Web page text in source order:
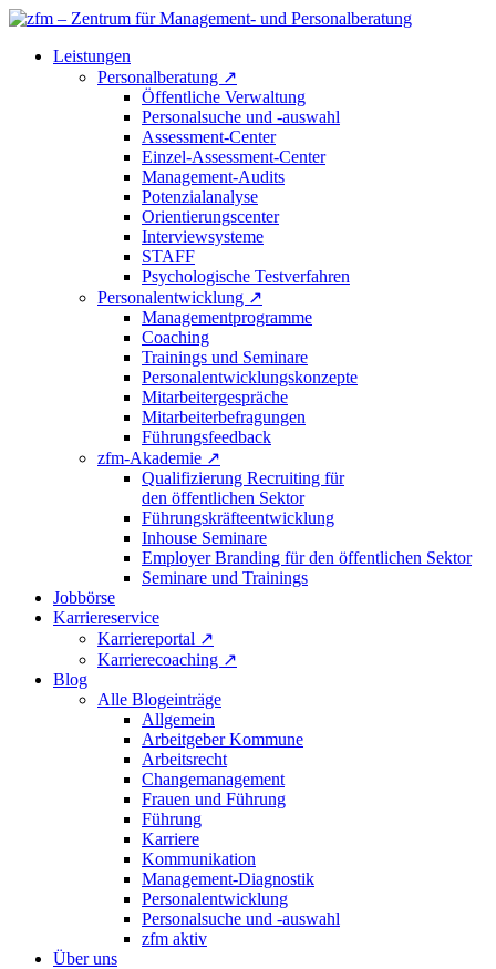
Leistungen
Personalberatung ↗
Öffentliche Verwaltung
Personalsuche und -auswahl
Assessment-Center
Einzel-Assessment-Center
Management-Audits
Potenzialanalyse
Orientierungscenter
Interviewsysteme
STAFF
Psychologische Testverfahren
Personalentwicklung ↗
Managementprogramme
Coaching
Trainings und Seminare
Personalentwicklungskonzepte
Mitarbeitergespräche
Mitarbeiterbefragungen
Führungsfeedback
zfm-Akademie ↗
Qualifizierung Recruiting für
den öffentlichen Sektor
Führungskräfteentwicklung
Inhouse Seminare
Employer Branding für den öffentlichen Sektor
Seminare und Trainings
Jobbörse
Karriereservice
Karriereportal ↗
Karrierecoaching ↗
Blog
Alle Blogeinträge
Allgemein
Arbeitgeber Kommune
Arbeitsrecht
Changemanagement
Frauen und Führung
Führung
Karriere
Kommunikation
Management-Diagnostik
Personalentwicklung
Personalsuche und -auswahl
zfm aktiv
Über uns